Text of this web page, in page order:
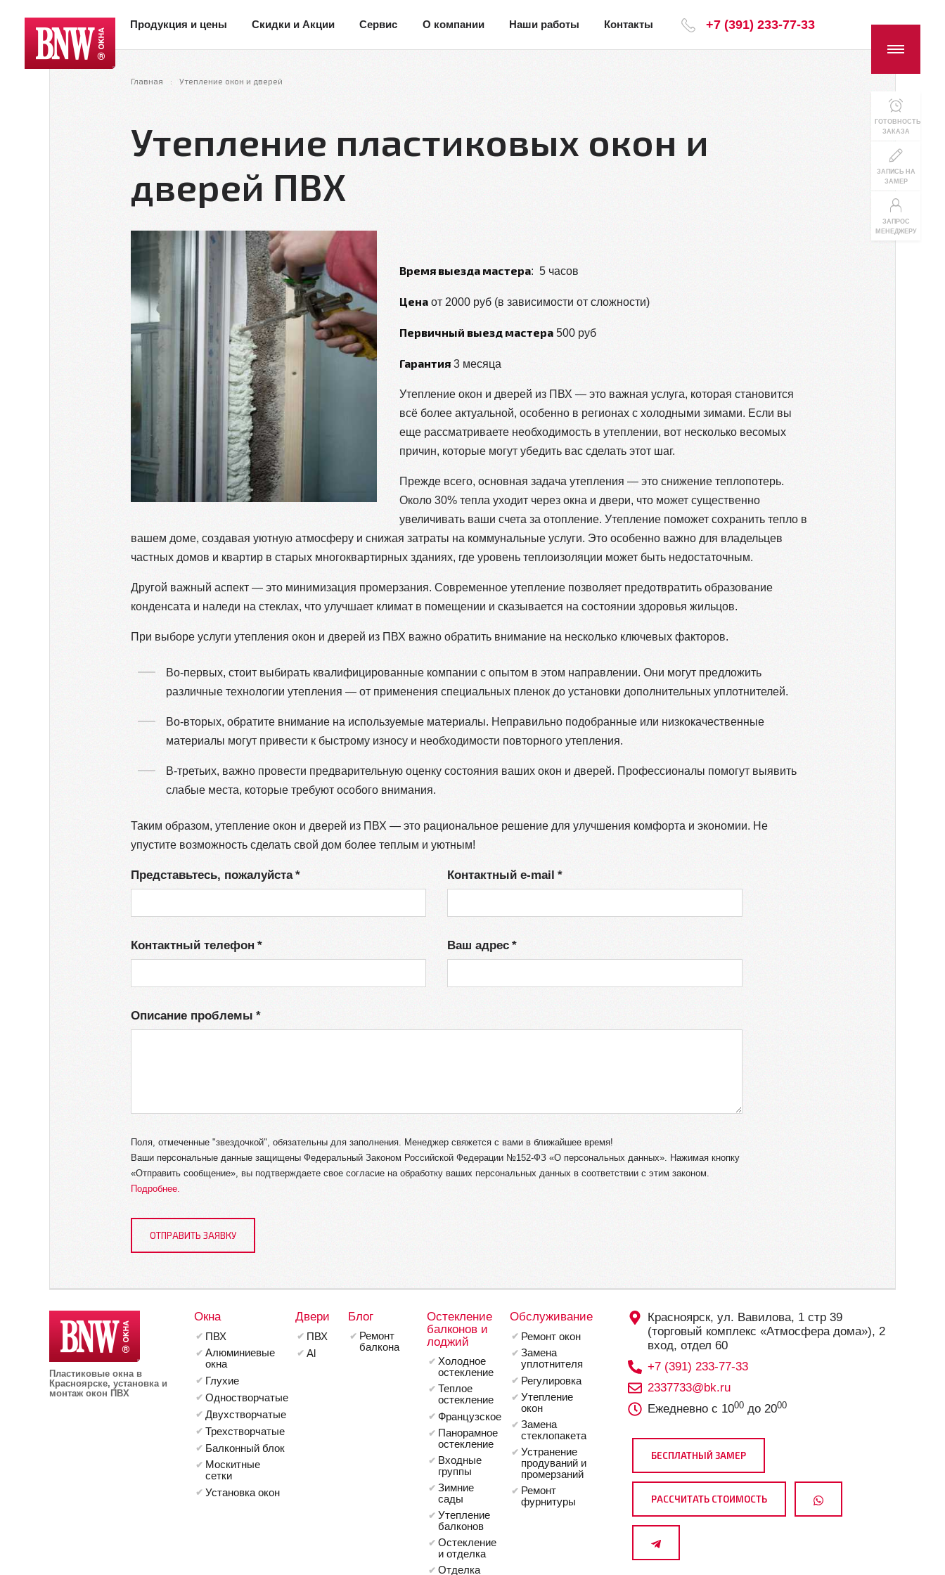
Продукция и цены Скидки и Акции Сервис О компании Наши работы Контакты +7 (391) 233-77-33
ГОТОВНОСТЬ
ЗАКАЗА
ЗАПИСЬ НА
ЗАМЕР
ЗАПРОС
МЕНЕДЖЕРУ
Главная Утепление окон и дверей
Утепление пластиковых окон и
дверей ПВХ
Время выезда мастера: 5 часов
Цена от 2000 руб (в зависимости от сложности)
Первичный выезд мастера 500 руб
Гарантия 3 месяца
Утепление окон и дверей из ПВХ — это важная услуга, которая становится
всё более актуальной, особенно в регионах с холодными зимами. Если вы
еще рассматриваете необходимость в утеплении, вот несколько весомых
причин, которые могут убедить вас сделать этот шаг.
Прежде всего, основная задача утепления — это снижение теплопотерь.
Около 30% тепла уходит через окна и двери, что может существенно
увеличивать ваши счета за отопление. Утепление поможет сохранить тепло в
вашем доме, создавая уютную атмосферу и снижая затраты на коммунальные услуги. Это особенно важно для владельцев
частных домов и квартир в старых многоквартирных зданиях, где уровень теплоизоляции может быть недостаточным.
Другой важный аспект — это минимизация промерзания. Современное утепление позволяет предотвратить образование
конденсата и наледи на стеклах, что улучшает климат в помещении и сказывается на состоянии здоровья жильцов.
При выборе услуги утепления окон и дверей из ПВХ важно обратить внимание на несколько ключевых факторов.
Во-первых, стоит выбирать квалифицированные компании с опытом в этом направлении. Они могут предложить
различные технологии утепления — от применения специальных пленок до установки дополнительных уплотнителей.
Во-вторых, обратите внимание на используемые материалы. Неправильно подобранные или низкокачественные
материалы могут привести к быстрому износу и необходимости повторного утепления.
В-третьих, важно провести предварительную оценку состояния ваших окон и дверей. Профессионалы помогут выявить
слабые места, которые требуют особого внимания.
Таким образом, утепление окон и дверей из ПВХ — это рациональное решение для улучшения комфорта и экономии. Не
упустите возможность сделать свой дом более теплым и уютным!
Представьтесь, пожалуйста Контактный e-mail
Контактный телефон Ваш адрес
Описание проблемы
Поля, отмеченные "звездочкой", обязательны для заполнения. Менеджер свяжется с вами в ближайшее время!
Ваши персональные данные защищены Федеральный Законом Российской Федерации №152-ФЗ «О персональных данных». Нажимая кнопку
«Отправить сообщение», вы подтверждаете свое согласие на обработку ваших персональных данных в соответствии с этим законом.
Подробнее.
ОТПРАВИТЬ ЗАЯВКУ
Пластиковые окна в
Красноярске, установка и
монтаж окон ПВХ
Окна
ПВХ
Алюминиевые
окна
Глухие
Одностворчатые
Двухстворчатые
Трехстворчатые
Балконный блок
Москитные
сетки
Установка окон
Двери
ПВХ
Al
Блог
Ремонт
балкона
Остекление
балконов и
лоджий
Холодное
остекление
Теплое
остекление
Французское
Панорамное
остекление
Входные
группы
Зимние
сады
Утепление
балконов
Остекление
и отделка
Отделка
Обслуживание
Ремонт окон
Замена
уплотнителя
Регулировка
Утепление
окон
Замена
стеклопакета
Устранение
продуваний и
промерзаний
Ремонт
фурнитуры
Красноярск, ул. Вавилова, 1 стр 39
(торговый комплекс «Атмосфера дома»), 2
вход, отдел 60
+7 (391) 233-77-33
2337733@bk.ru
Ежедневно с 1000до 2000
БЕСПЛАТНЫЙ ЗАМЕР
РАССЧИТАТЬ СТОИМОСТЬ